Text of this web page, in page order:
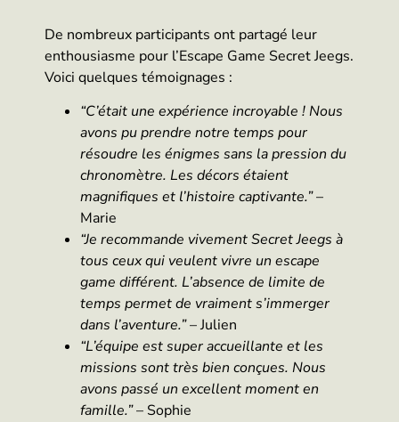
De nombreux participants ont partagé leur
enthousiasme pour l’Escape Game Secret Jeegs.
Voici quelques témoignages :
“C’était une expérience incroyable ! Nous
avons pu prendre notre temps pour
résoudre les énigmes sans la pression du
chronomètre. Les décors étaient
magnifiques et l’histoire captivante.”–
Marie
“Je recommande vivement Secret Jeegs à
tous ceux qui veulent vivre un escape
game différent. L’absence de limite de
temps permet de vraiment s’immerger
dans l’aventure.”– Julien
“L’équipe est super accueillante et les
missions sont très bien conçues. Nous
avons passé un excellent moment en
famille.”– Sophie